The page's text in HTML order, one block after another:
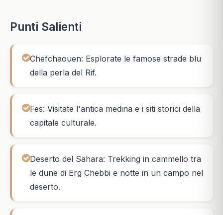
Punti Salienti
Chefchaouen: Esplorate le famose strade blu
della perla del Rif.
Fes: Visitate l'antica medina e i siti storici della
capitale culturale.
Deserto del Sahara: Trekking in cammello tra
le dune di Erg Chebbi e notte in un campo nel
deserto.